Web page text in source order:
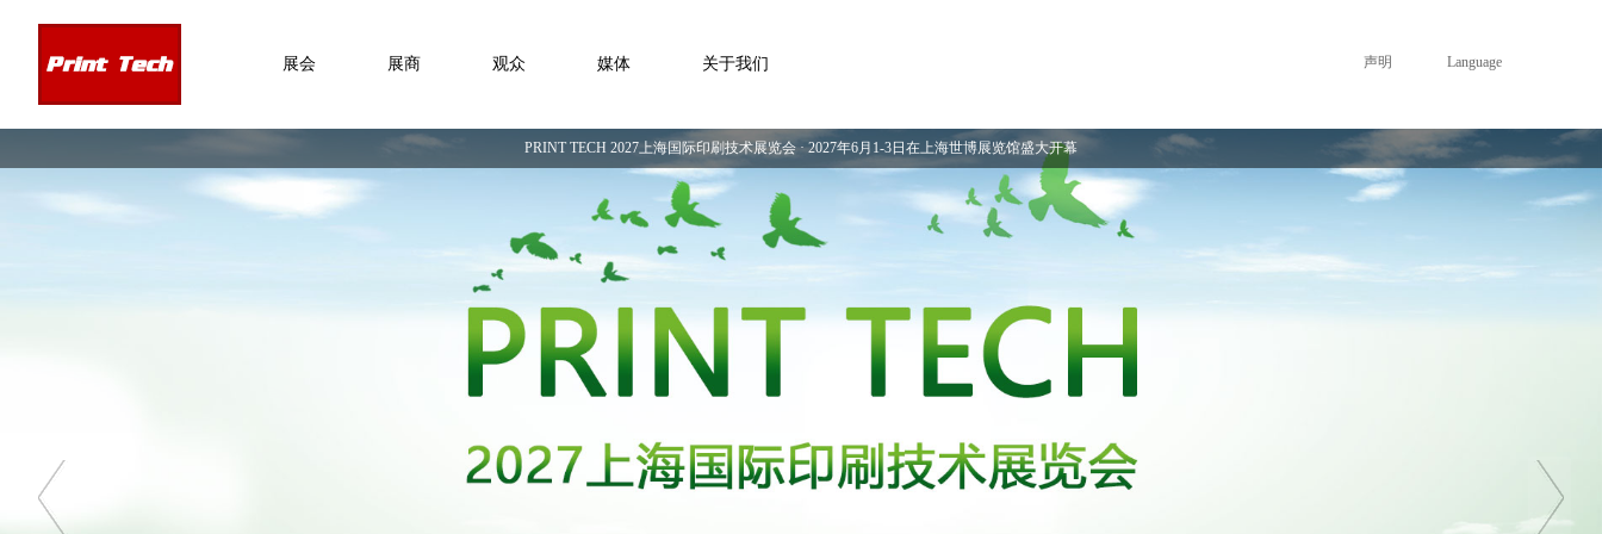
展会 展商 观众 媒体 关于我们 声明 Language
PRINT TECH 2027上海国际印刷技术展览会 · 2027年6月1-3日在上海世博展览馆盛大开幕